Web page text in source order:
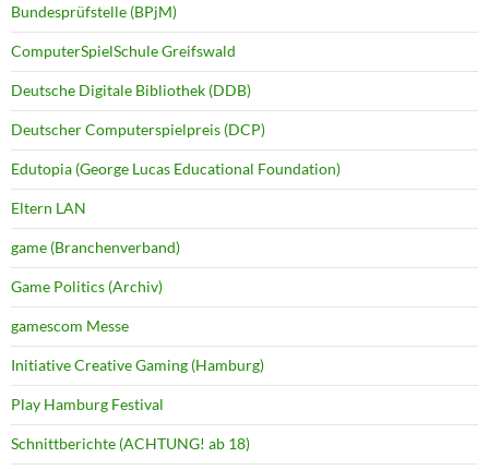
Bundesprüfstelle (BPjM)
ComputerSpielSchule Greifswald
Deutsche Digitale Bibliothek (DDB)
Deutscher Computerspielpreis (DCP)
Edutopia (George Lucas Educational Foundation)
Eltern LAN
game (Branchenverband)
Game Politics (Archiv)
gamescom Messe
Initiative Creative Gaming (Hamburg)
Play Hamburg Festival
Schnittberichte (ACHTUNG! ab 18)